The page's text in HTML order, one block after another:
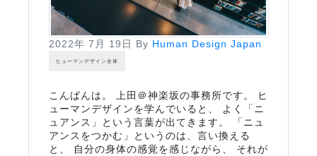
2022年 7月 19日 By Human Design Japan
ヒューマンデザイン全体
こんばんは。 上田＠神楽坂の事務所です。 ヒ
ューマンデザインを学んでいると、 よく「ニ
ュアンス」という言葉が出てきます。 「ニュ
アンスをつかむ」というのは、言い換える
と、 自分の身体の感覚を感じながら、 それが